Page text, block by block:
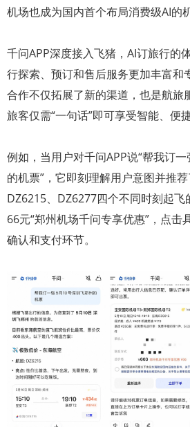
机场也成为国内首个布局消费级AI的机
千问APP深度接入飞猪，AI订旅行的
行探索、预订和售后服务更加丰富和
合作不仅拓展了新的渠道，也是航旅
旅客仅需“一句话”即可享受智能、便
例如，当用户对千问APP说“帮我订
的机票”，它即刻理解用户意图并推荐
DZ6215、DZ6277四个不同时刻起
66元“郑州机场千问专享优惠”，点击
确认和支付环节。